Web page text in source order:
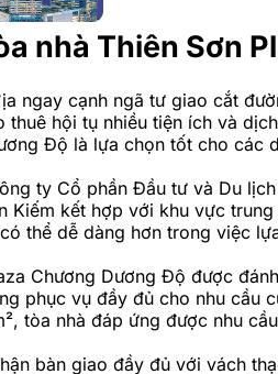
nhà Thiên Sơn
ngay cạnh ngã tư giao cắt
thuê hội tụ nhiều tiện ích và
Độ là lựa chọn tốt cho các
ty Cổ phần Đầu tư và Du
Kiếm kết hợp với khu vực
thể dễ dàng hơn trong việc
Chương Dương Độ được
phục vụ đầy đủ cho nhu cầu
tòa nhà đáp ứng được nhu
bàn giao đầy đủ với vách